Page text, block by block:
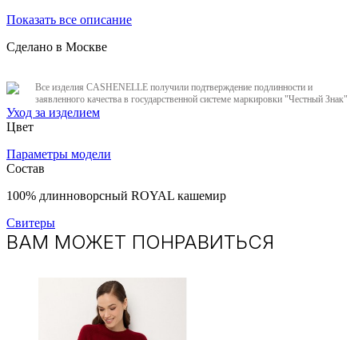
Показать все описание
Сделано в Москве
Все изделия CASHENELLE получили подтверждение подлинности и
заявленного качества в государственной системе маркировки "Честный Знак"
Уход за изделием
Цвет
Параметры модели
Состав
100% длинноворсный ROYAL кашемир
Свитеры
ВАМ МОЖЕТ ПОНРАВИТЬСЯ